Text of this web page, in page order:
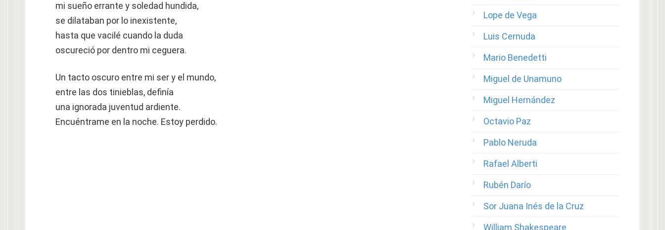
mi sueño errante y soledad hundida,
se dilataban por lo inexistente,
hasta que vacilé cuando la duda
oscureció por dentro mi ceguera.
Un tacto oscuro entre mi ser y el mundo,
entre las dos tinieblas, definía
una ignorada juventud ardiente.
Encuéntrame en la noche. Estoy perdido.
Lope de Vega
Luis Cernuda
Mario Benedetti
Miguel de Unamuno
Miguel Hernández
Octavio Paz
Pablo Neruda
Rafael Alberti
Rubén Darío
Sor Juana Inés de la Cruz
William Shakespeare